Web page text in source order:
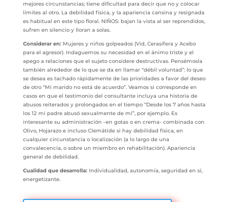
mejores circunstancias; tiene dificultad para decir que no y colocar
límites al otro. La debilidad física, y la apariencia cansina y resignada
es habitual en este tipo floral. NIÑOS: bajan la vista al ser reprendidos,
sufren en silencio y lloran a solas.
Considerar en:Mujeres y niños golpeados (Vid, Cerasífera y Acebo
para el agresor). Indaguemos su necesidad en el ánimo triste y el
apego a relaciones que el sujeto considere destructivas. Pensémosla
también alrededor de lo que se da en llamar “débil voluntad”: lo que
se desea es tachado rápidamente de las prioridades a favor del deseo
de otro “Mi marido no está de acuerdo”. Veamos si corresponde en
casos en que el testimonio del consultante incluya una historia de
abusos reiterados y prolongados en el tiempo “Desde los 7 años hasta
los 12 mi padre abusó sexualmente de mí”, por ejemplo. Es
interesante su administración –en gotas o en crema- combinada con
Olivo, Hojarazo e incluso Clemátide si hay debilidad física, en
cualquier circunstancia o localización (a lo largo de una
convalecencia, o sobre un miembro en rehabilitación). Apariencia
general de debilidad.
Cualidad que desarrolla:Individualidad, autonomía, seguridad en sí,
energetizante.